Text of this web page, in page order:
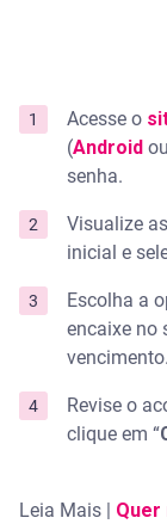
Acesse o
(Android ou
senha.
Visualize
inicial e
Escolha a
encaixe no
vencimento.
Revise o
clique em “
Leia Mais | Quer